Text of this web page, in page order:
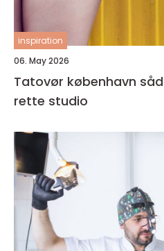
inspiration
06. May 2026
Tatovør københavn sådan vælger du det
rette studio